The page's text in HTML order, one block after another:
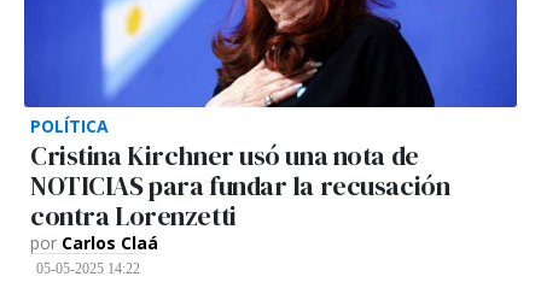
POLÍTICA
Cristina Kirchner usó una nota de
NOTICIAS para fundar la recusación
contra Lorenzetti
por Carlos Claá
05-05-2025 14:22